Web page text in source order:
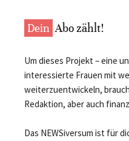
Dein Abo zählt!
Um dieses Projekt – eine
interessierte Frauen mit
weiterzuentwickeln,
Redaktion, aber auch
Das NEWSiversum ist für